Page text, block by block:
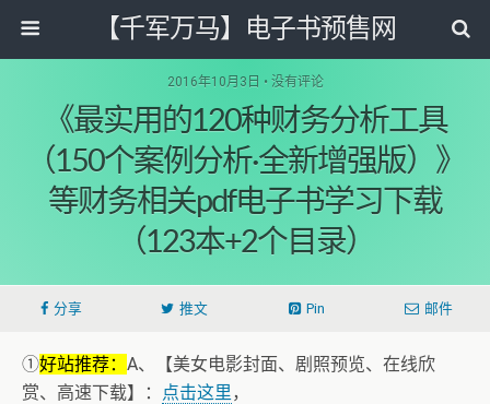
【千军万马】电子书预售网
2016年10月3日 • 没有评论
《最实用的120种财务分析工具
（150个案例分析·全新增强版）》
等财务相关pdf电子书学习下载
（123本+2个目录）
分享 推文 Pin 邮件
①好站推荐： A、【美女电影封面、剧照预览、在线欣
赏、高速下载】：
点击这里，